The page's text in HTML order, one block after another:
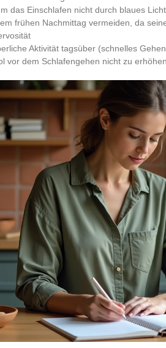
das Einschlafen nicht durch blaues
frühen Nachmittag vermeiden, da
Aktivität tagsüber (schnelles
vor dem Schlafengehen nicht zu erhöhen